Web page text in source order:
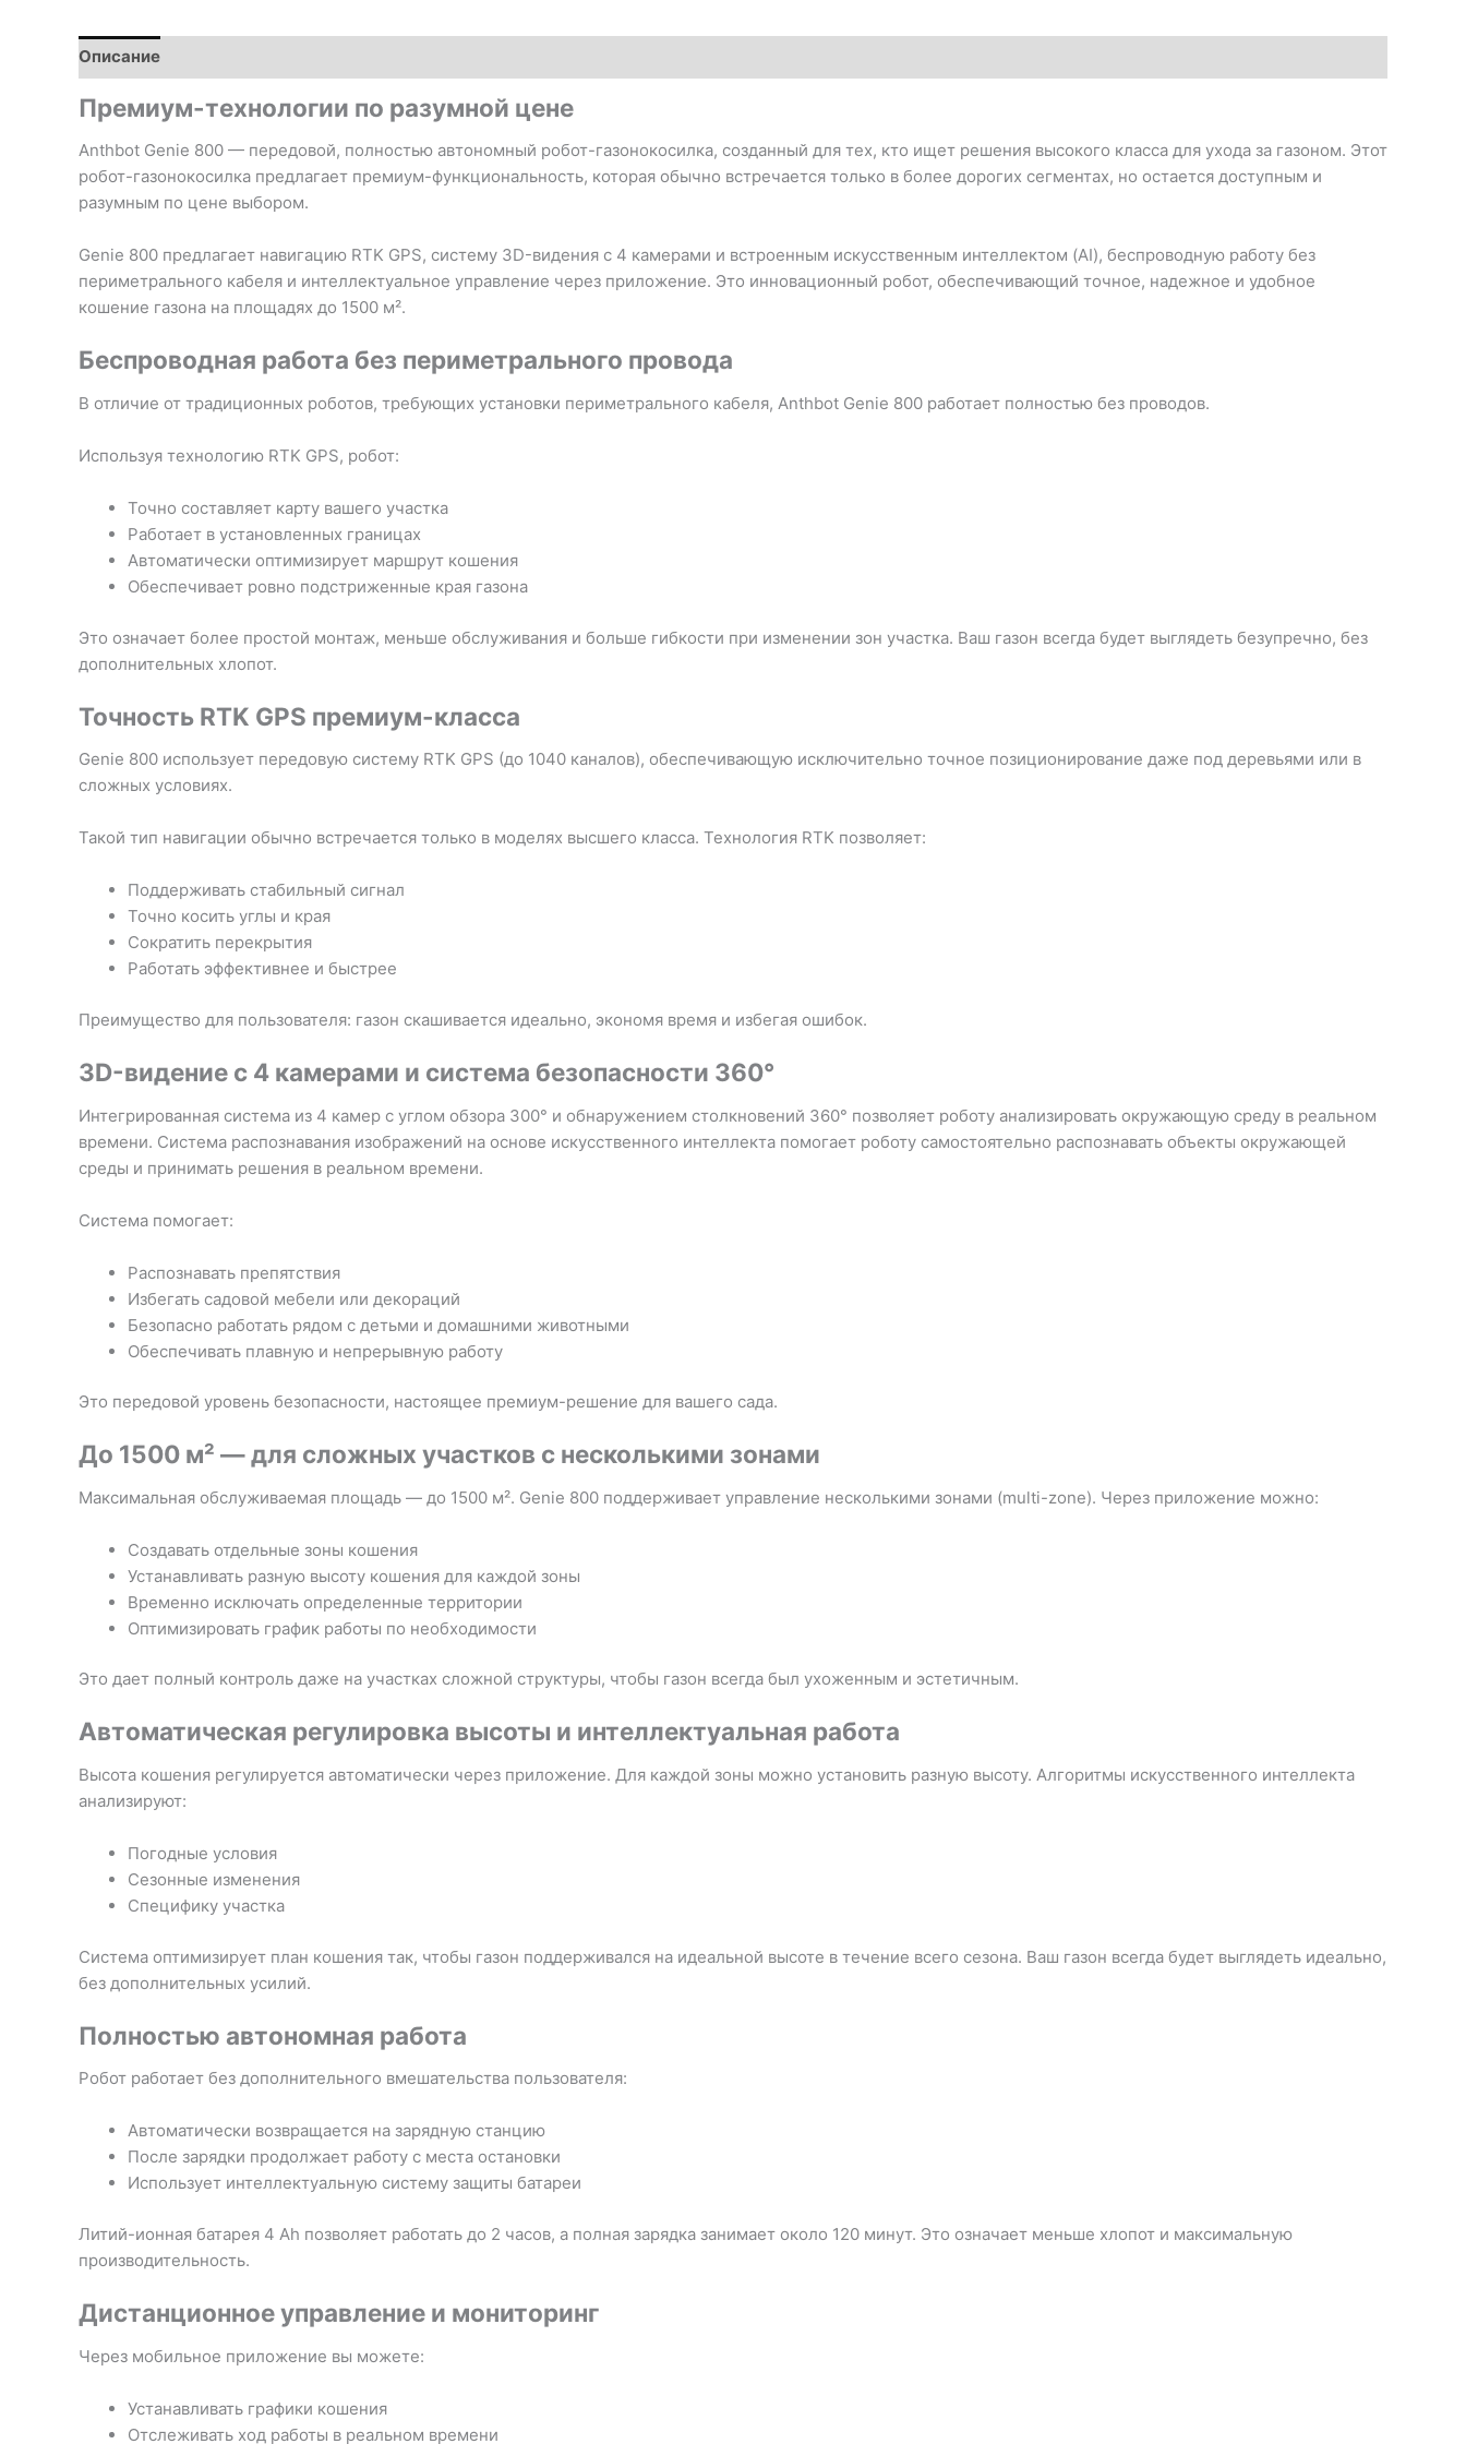
Описание
Премиум-технологии по разумной цене
Anthbot Genie 800 — передовой, полностью автономный робот-газонокосилка, созданный для тех, кто ищет решения высокого класса для ухода за газоном. Этот
робот-газонокосилка предлагает премиум-функциональность, которая обычно встречается только в более дорогих сегментах, но остается доступным и
разумным по цене выбором.
Genie 800 предлагает навигацию RTK GPS, систему 3D-видения с 4 камерами и встроенным искусственным интеллектом (AI), беспроводную работу без
периметрального кабеля и интеллектуальное управление через приложение. Это инновационный робот, обеспечивающий точное, надежное и удобное
кошение газона на площадях до 1500 м².
Беспроводная работа без периметрального провода
В отличие от традиционных роботов, требующих установки периметрального кабеля, Anthbot Genie 800 работает полностью без проводов.
Используя технологию RTK GPS, робот:
Точно составляет карту вашего участка
Работает в установленных границах
Автоматически оптимизирует маршрут кошения
Обеспечивает ровно подстриженные края газона
Это означает более простой монтаж, меньше обслуживания и больше гибкости при изменении зон участка. Ваш газон всегда будет выглядеть безупречно, без
дополнительных хлопот.
Точность RTK GPS премиум-класса
Genie 800 использует передовую систему RTK GPS (до 1040 каналов), обеспечивающую исключительно точное позиционирование даже под деревьями или в
сложных условиях.
Такой тип навигации обычно встречается только в моделях высшего класса. Технология RTK позволяет:
Поддерживать стабильный сигнал
Точно косить углы и края
Сократить перекрытия
Работать эффективнее и быстрее
Преимущество для пользователя: газон скашивается идеально, экономя время и избегая ошибок.
3D-видение с 4 камерами и система безопасности 360°
Интегрированная система из 4 камер с углом обзора 300° и обнаружением столкновений 360° позволяет роботу анализировать окружающую среду в реальном
времени. Система распознавания изображений на основе искусственного интеллекта помогает роботу самостоятельно распознавать объекты окружающей
среды и принимать решения в реальном времени.
Система помогает:
Распознавать препятствия
Избегать садовой мебели или декораций
Безопасно работать рядом с детьми и домашними животными
Обеспечивать плавную и непрерывную работу
Это передовой уровень безопасности, настоящее премиум-решение для вашего сада.
До 1500 м² — для сложных участков с несколькими зонами
Максимальная обслуживаемая площадь — до 1500 м². Genie 800 поддерживает управление несколькими зонами (multi-zone). Через приложение можно:
Создавать отдельные зоны кошения
Устанавливать разную высоту кошения для каждой зоны
Временно исключать определенные территории
Оптимизировать график работы по необходимости
Это дает полный контроль даже на участках сложной структуры, чтобы газон всегда был ухоженным и эстетичным.
Автоматическая регулировка высоты и интеллектуальная работа
Высота кошения регулируется автоматически через приложение. Для каждой зоны можно установить разную высоту. Алгоритмы искусственного интеллекта
анализируют:
Погодные условия
Сезонные изменения
Специфику участка
Система оптимизирует план кошения так, чтобы газон поддерживался на идеальной высоте в течение всего сезона. Ваш газон всегда будет выглядеть идеально,
без дополнительных усилий.
Полностью автономная работа
Робот работает без дополнительного вмешательства пользователя:
Автоматически возвращается на зарядную станцию
После зарядки продолжает работу с места остановки
Использует интеллектуальную систему защиты батареи
Литий-ионная батарея 4 Ah позволяет работать до 2 часов, а полная зарядка занимает около 120 минут. Это означает меньше хлопот и максимальную
производительность.
Дистанционное управление и мониторинг
Через мобильное приложение вы можете:
Устанавливать графики кошения
Отслеживать ход работы в реальном времени